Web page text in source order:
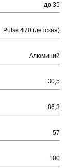
до 35
Pulse 470 (детская)
Алюминий
30,5
86,3
57
100